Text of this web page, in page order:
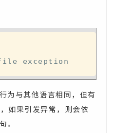
为与其他语言相同，但有
如果引发异常，则会依
。